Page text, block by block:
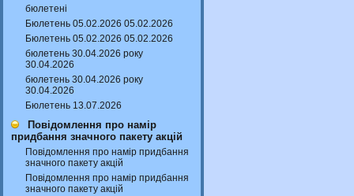
бюлетені
Бюлетень 05.02.2026 05.02.2026
Бюлетень 05.02.2026 05.02.2026
бюлетень 30.04.2026 року
30.04.2026
бюлетень 30.04.2026 року
30.04.2026
Бюлетень 13.07.2026
Повідомлення про намір
придбання значного пакету акцій
Повідомлення про намір придбання
значного пакету акцій
Повідомлення про намір придбання
значного пакету акцій